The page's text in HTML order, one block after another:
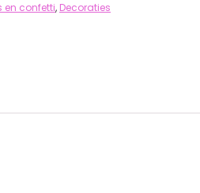
en confetti, Decoraties